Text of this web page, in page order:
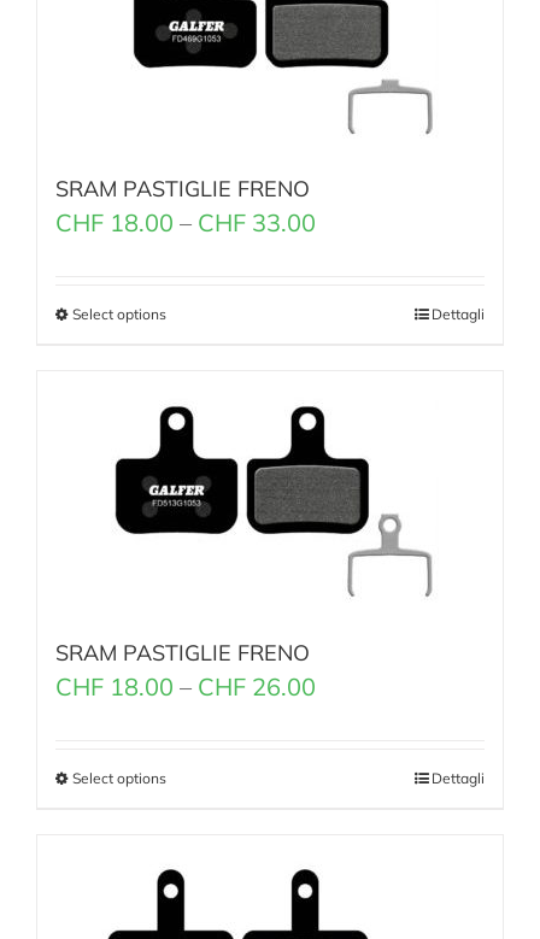
SRAM PASTIGLIE FRENO
CHF 18.00 – CHF 33.00
Select options Dettagli
SRAM PASTIGLIE FRENO
CHF 18.00 – CHF 26.00
Select options Dettagli